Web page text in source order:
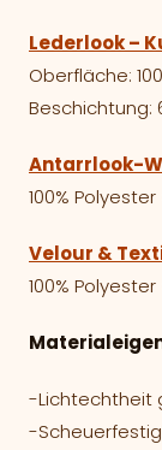
Lederlook –
Oberfläche:
Beschichtung:
Antarrlook-
100% Polyester
Velour &
100% Polyester
-Lichtechtheit
-